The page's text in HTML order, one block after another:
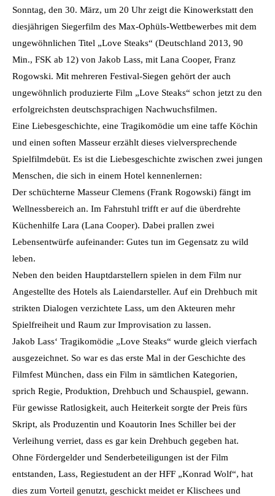
Sonntag, den 30. März, um 20 Uhr zeigt die Kinowerkstatt den
diesjährigen Siegerfilm des Max-Ophüls-Wettbewerbes mit dem
ungewöhnlichen Titel „Love Steaks“ (Deutschland 2013, 90
Min., FSK ab 12) von Jakob Lass, mit Lana Cooper, Franz
Rogowski. Mit mehreren Festival-Siegen gehört der auch
ungewöhnlich produzierte Film „Love Steaks“ schon jetzt zu den
erfolgreichsten deutschsprachigen Nachwuchsfilmen.
Eine Liebesgeschichte, eine Tragikomödie um eine taffe Köchin
und einen soften Masseur erzählt dieses vielversprechende
Spielfilmdebüt. Es ist die Liebesgeschichte zwischen zwei jungen
Menschen, die sich in einem Hotel kennenlernen:
Der schüchterne Masseur Clemens (Frank Rogowski) fängt im
Wellnessbereich an. Im Fahrstuhl trifft er auf die überdrehte
Küchenhilfe Lara (Lana Cooper). Dabei prallen zwei
Lebensentwürfe aufeinander: Gutes tun im Gegensatz zu wild
leben.
Neben den beiden Hauptdarstellern spielen in dem Film nur
Angestellte des Hotels als Laiendarsteller. Auf ein Drehbuch mit
strikten Dialogen verzichtete Lass, um den Akteuren mehr
Spielfreiheit und Raum zur Improvisation zu lassen.
Jakob Lass‘ Tragikomödie „Love Steaks“ wurde gleich vierfach
ausgezeichnet. So war es das erste Mal in der Geschichte des
Filmfest München, dass ein Film in sämtlichen Kategorien,
sprich Regie, Produktion, Drehbuch und Schauspiel, gewann.
Für gewisse Ratlosigkeit, auch Heiterkeit sorgte der Preis fürs
Skript, als Produzentin und Koautorin Ines Schiller bei der
Verleihung verriet, dass es gar kein Drehbuch gegeben hat.
Ohne Fördergelder und Senderbeteiligungen ist der Film
entstanden, Lass, Regiestudent an der HFF „Konrad Wolf“, hat
dies zum Vorteil genutzt, geschickt meidet er Klischees und